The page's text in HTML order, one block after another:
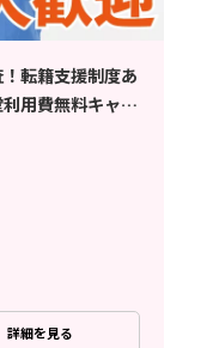
転籍支援制度あ
用費無料キャン
詳細を見る